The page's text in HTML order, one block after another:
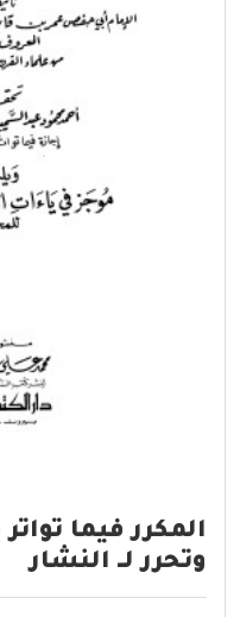
المكرر فيما
وتحرر لــ النشار